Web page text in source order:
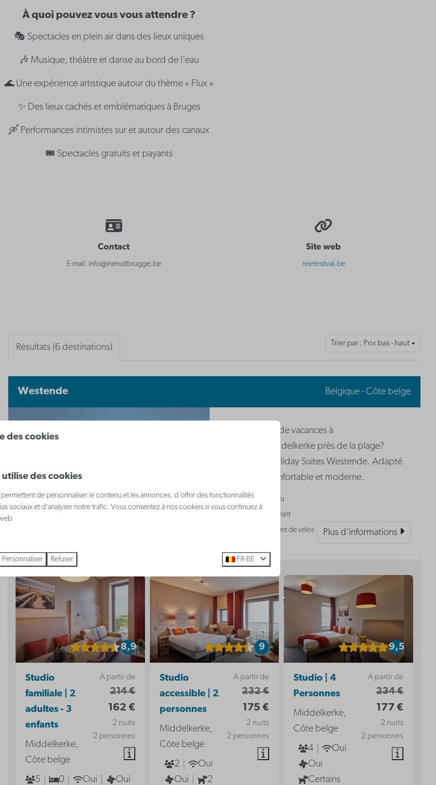
À quoi pouvez vous vous attendre ?
🎭 Spectacles en plein air dans des lieux uniques
🎶 Musique, théâtre et danse au bord de l’eau
🌊 Une expérience artistique autour du thème « Flux »
✨ Des lieux cachés et emblématiques à Bruges
🛶 Performances intimistes sur et autour des canaux
🎟️ Spectacles gratuits et payants
Contact
E-mail. info@inenuitbrugge.be
Site web
reiefestival.be
Trier par : Prix bas - haut
Résultats (6 destinations)
Westende Belgique - Côte belge
Appartements de vacances à
Westende/Middelkerke près de la plage?
Bienvenue à Holiday Suites Westende. Adapté
aux enfants, confortable et moderne.
Terrain de jeu
Parking | Payant
Stationnement de vélos
Plus d'informations
8,9
A partir de
214 €
162 €
2 nuits
2 personnes
Studio
familiale | 2
adultes - 3
enfants
Middelkerke,
Côte belge
5
0 Oui
Oui
9
A partir de
232 €
175 €
2 nuits
2 personnes
Studio
accessible | 2
personnes
Middelkerke,
Côte belge
2
Oui
Oui
2
9,5
A partir de
234 €
177 €
2 nuits
2 personnes
Studio | 4
Personnes
Middelkerke,
Côte belge
4
Oui
Oui
Certains
des cookies
utilise des cookies
permettent de personnaliser le contenu et les annonces, d'offrir des fonctionnalités
sociaux et d'analyser notre trafic. Vous consentez à nos cookies si vous continuez à
Personnaliser Refuser FR-BE